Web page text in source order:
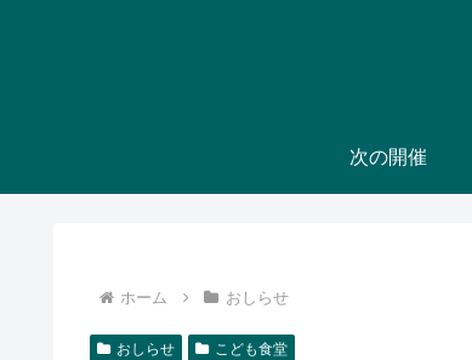
次の開催
ホーム おしらせ
おしらせ こども食堂